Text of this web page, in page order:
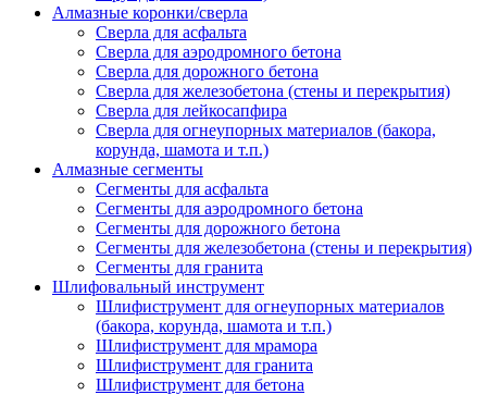
Алмазные коронки/сверла
Сверла для асфальта
Сверла для аэродромного бетона
Сверла для дорожного бетона
Сверла для железобетона (стены и перекрытия)
Сверла для лейкосапфира
Сверла для огнеупорных материалов (бакора,
корунда, шамота и т.п.)
Алмазные сегменты
Сегменты для асфальта
Cегменты для аэродромного бетона
Cегменты для дорожного бетона
Сегменты для железобетона (стены и перекрытия)
Сегменты для гранита
Шлифовальный инструмент
Шлифиструмент для огнеупорных материалов
(бакора, корунда, шамота и т.п.)
Шлифиструмент для мрамора
Шлифиструмент для гранита
Шлифиструмент для бетона